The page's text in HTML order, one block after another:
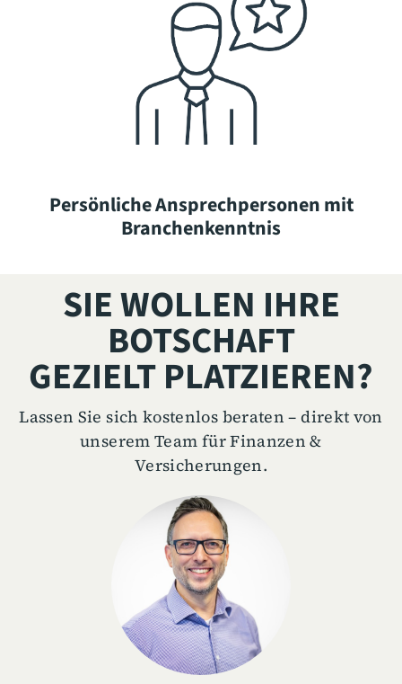
Persönliche Ansprechpersonen mit
Branchenkenntnis
SIE WOLLEN IHRE
BOTSCHAFT
GEZIELT PLATZIEREN?
Lassen Sie sich kostenlos beraten – direkt von
unserem Team für Finanzen &
Versicherungen.